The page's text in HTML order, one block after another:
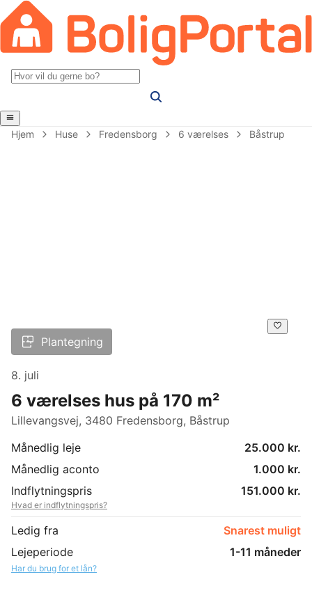
Hjem Huse Fredensborg 6 værelses Båstrup
Plantegning
8. juli
6 værelses hus på 170 m²
Lillevangsvej, 3480 Fredensborg, Båstrup
Månedlig leje
25.000 kr.
Månedlig aconto
1.000 kr.
Indflytningspris
151.000 kr.
Hvad er indflytningspris?
Ledig fra
Snarest muligt
Lejeperiode
1-11 måneder
Har du brug for et lån?